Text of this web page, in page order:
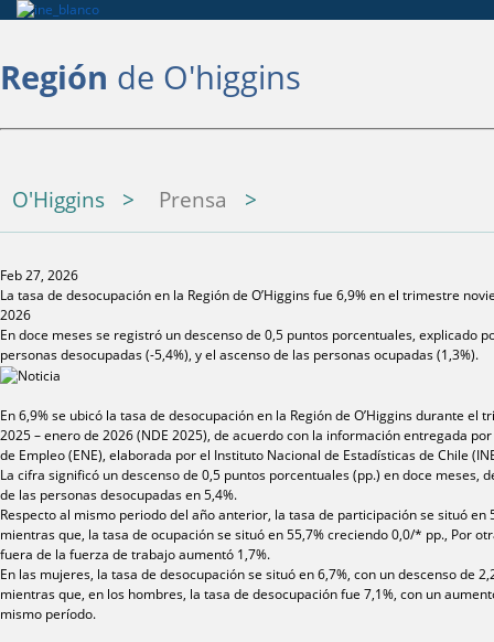
Región de O'higgins
O'Higgins Prensa
Feb 27, 2026
La tasa de desocupación en la Región de O’Higgins fue 6,9% en el trimestre
2026
En doce meses se registró un descenso de 0,5 puntos porcentuales, explicado
personas desocupadas (-5,4%), y el ascenso de las personas ocupadas (1,3%).
En 6,9% se ubicó la tasa de desocupación en la Región de O’Higgins durante el
2025 – enero de 2026 (NDE 2025), de acuerdo con la información entregada
de Empleo (ENE), elaborada por el Instituto Nacional de Estadísticas de Chile
La cifra significó un descenso de 0,5 puntos porcentuales (pp.) en doce meses,
de las personas desocupadas en 5,4%.
Respecto al mismo periodo del año anterior, la tasa de participación se situó en
mientras que, la tasa de ocupación se situó en 55,7% creciendo 0,0/* pp., Por
fuera de la fuerza de trabajo aumentó 1,7%.
En las mujeres, la tasa de desocupación se situó en 6,7%, con un descenso de
mientras que, en los hombres, la tasa de desocupación fue 7,1%, con un
mismo período.